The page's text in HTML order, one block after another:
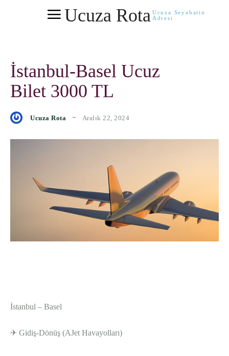
Ucuza Rota Ucuza Seyahatin
Adresi
İstanbul-Basel Ucuz
Bilet 3000 TL
Ucuza Rota Aralık 22, 2024
İstanbul – Basel
✈ Gidiş-Dönüş (AJet Havayolları)